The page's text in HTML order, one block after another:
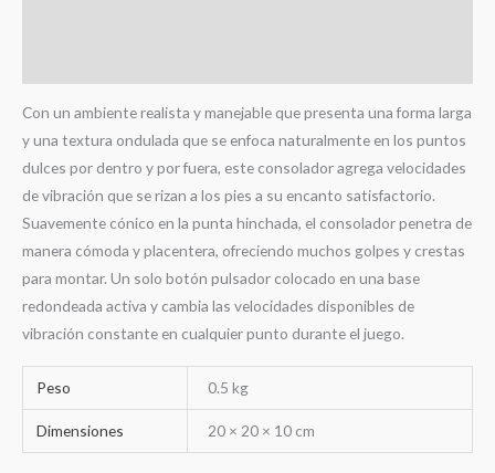
Con un ambiente realista y manejable que presenta una forma larga
y una textura ondulada que se enfoca naturalmente en los puntos
dulces por dentro y por fuera, este consolador agrega velocidades
de vibración que se rizan a los pies a su encanto satisfactorio.
Suavemente cónico en la punta hinchada, el consolador penetra de
manera cómoda y placentera, ofreciendo muchos golpes y crestas
para montar. Un solo botón pulsador colocado en una base
redondeada activa y cambia las velocidades disponibles de
vibración constante en cualquier punto durante el juego.
Peso 0.5 kg
Dimensiones 20 × 20 × 10 cm